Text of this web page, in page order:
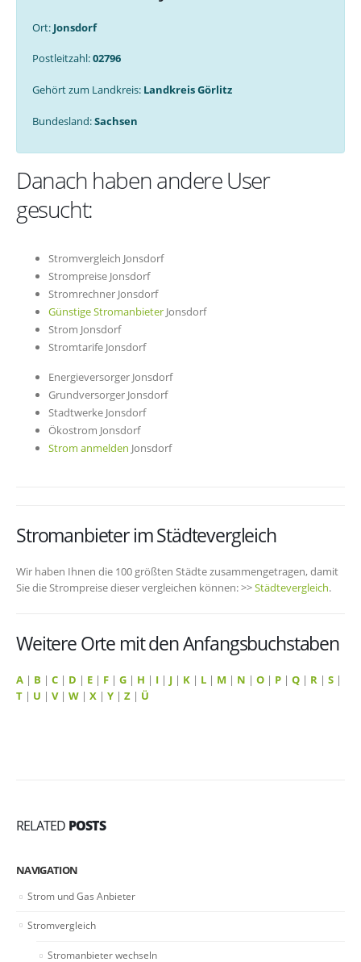
Ort: Jonsdorf
Postleitzahl:02796
Gehört zum Landkreis: Landkreis Görlitz
Bundesland:Sachsen
Danach haben andere User
gesucht:
Stromvergleich Jonsdorf
Strompreise Jonsdorf
Stromrechner Jonsdorf
Günstige Stromanbieter Jonsdorf
Strom Jonsdorf
Stromtarife Jonsdorf
Energieversorger Jonsdorf
Grundversorger Jonsdorf
Stadtwerke Jonsdorf
Ökostrom Jonsdorf
Strom anmelden Jonsdorf
Stromanbieter im Städtevergleich
Wir haben Ihnen die 100 größten Städte zusammengetragen, damit
Sie die Strompreise dieser vergleichen können: >>Städtevergleich.
Weitere Orte mit den Anfangsbuchstaben
A | B | C | D | E | F | G | H | I | J | K | L | M | N | O | P | Q | R | S |
T | U | V| W | X | Y | Z | Ü
RELATED POSTS
NAVIGATION
Strom und Gas Anbieter
Stromvergleich
Stromanbieter wechseln